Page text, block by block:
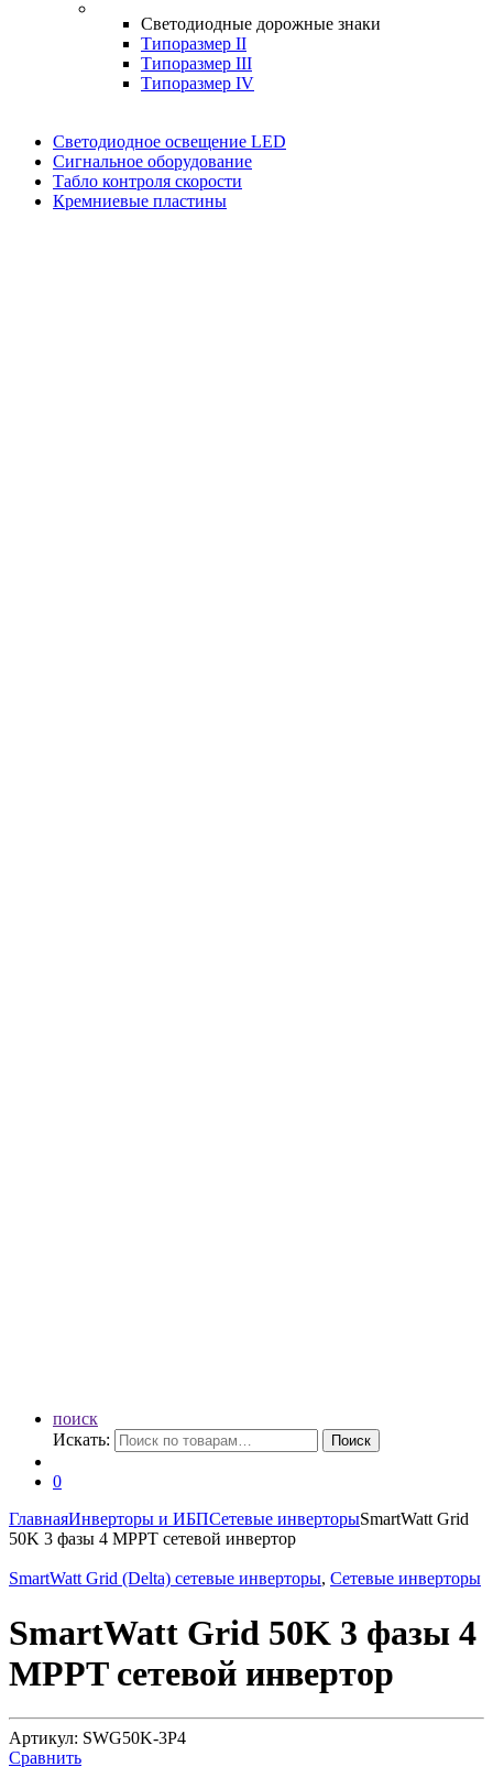
Светодиодные дорожные знаки
Типоразмер II
Типоразмер III
Типоразмер IV
Светодиодное освещение LED
Сигнальное оборудование
Табло контроля скорости
Кремниевые пластины
поиск
Искать:
Поиск
0
ГлавнаяИнверторы и ИБПСетевые инверторыSmartWatt Grid
50K 3 фазы 4 MPPT сетевой инвертор
SmartWatt Grid (Delta) сетевые инверторы, Сетевые инверторы
SmartWatt Grid 50K 3 фазы 4
MPPT сетевой инвертор
Артикул: SWG50K-3P4
Сравнить